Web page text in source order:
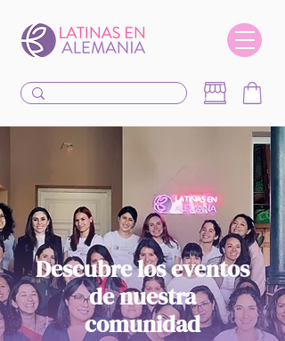
Descubre los eventos
de nuestra
comunidad